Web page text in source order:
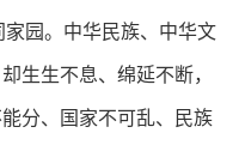
园。中华民族、中华文
生生不息、绵延不断，
分、国家不可乱、民族